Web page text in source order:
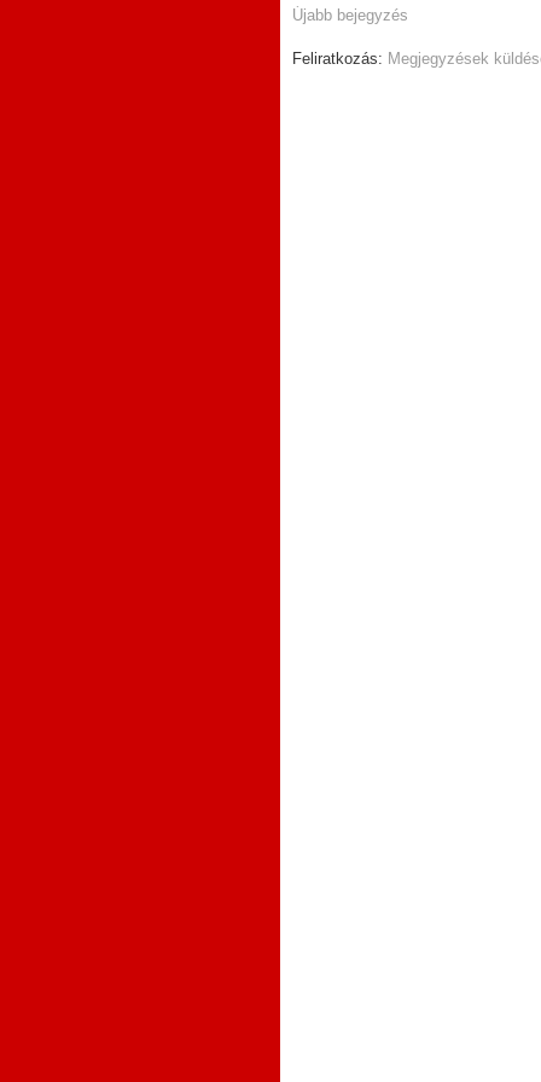
Újabb bejegyzés
Feliratkozás: Megjegyzések